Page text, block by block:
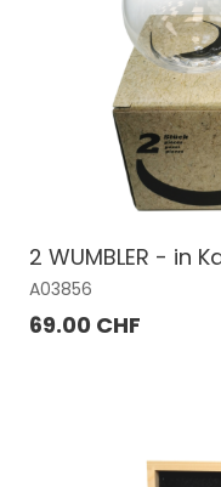
2 WUMBLER - in
A03856
69.00 CHF